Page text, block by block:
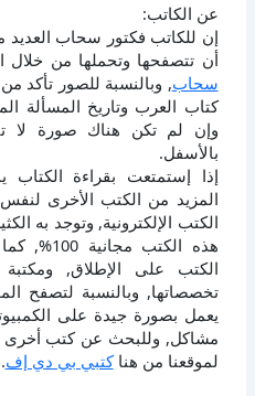
عن الكاتب:
إن للكاتب فكتور سحاب العديد
أن تتصفحها وتحملها من خلال
سحاب, وبالنسبة للصور تأكد
كتاب العرب وتاريخ المسألة
وإن لم تكن هناك صورة لا
بالأسفل.
إذا إستمتعت بقراءة
المزيد من الكتب الأخرى
الكتب الإلكترونية, وتوجد به
هذه الكتب
الكتب على الإطلاق,
يعمل بصورة جيدة على
مشاكل, وللبحث عن كتب أخرى
لموقعنا من هناكتبي بي دي إف.